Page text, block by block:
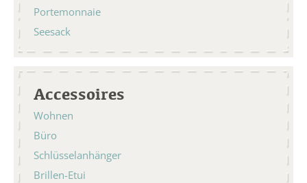
Portemonnaie
Seesack
Accessoires
Wohnen
Büro
Schlüsselanhänger
Brillen-Etui